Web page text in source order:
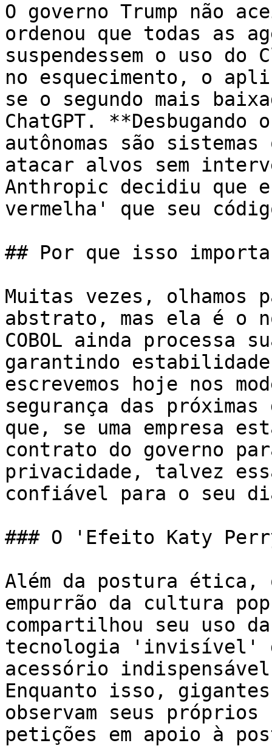
O governo Trump não
ordenou que todas as
suspendessem o uso
no esquecimento, o
se o segundo mais
ChatGPT.
autônomas são
atacar alvos sem
Anthropic decidiu que
vermelha' que seu
## Por que isso
Muitas vezes, olhamos
abstrato, mas ela é o
COBOL ainda processa
garantindo
escrevemos hoje nos
segurança das
que, se uma empresa
contrato do governo
privacidade, talvez
confiável para o seu
### O 'Efeito Katy
Além da postura ética,
empurrão da cultura
compartilhou seu uso
tecnologia 'invisível'
acessório
Enquanto isso, gigantes
observam seus
petições em apoio à